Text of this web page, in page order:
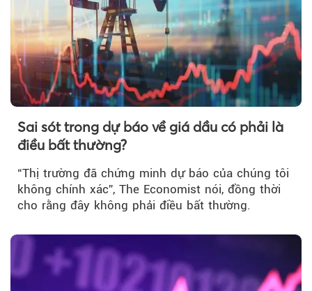
Sai sót trong dự báo về giá dầu có phải là
điều bất thường?
“Thị trường đã chứng minh dự báo của chúng tôi
không chính xác”, The Economist nói, đồng thời
cho rằng đây không phải điều bất thường.